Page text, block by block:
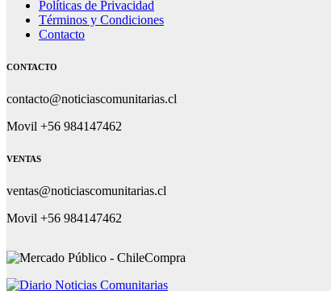
Políticas de Privacidad
Términos y Condiciones
Contacto
CONTACTO
contacto@noticiascomunitarias.cl
Movil +56 984147462
VENTAS
ventas@noticiascomunitarias.cl
Movil +56 984147462